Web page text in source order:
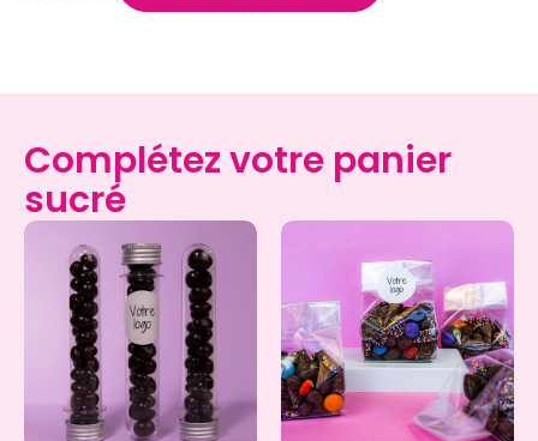
Complétez votre panier
sucré